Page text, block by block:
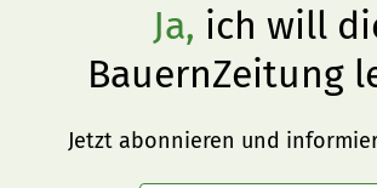
Ja, ich will
BauernZeitung
Jetzt abonnieren und